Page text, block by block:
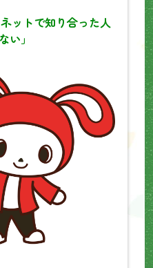
ットで知り合った人
い」